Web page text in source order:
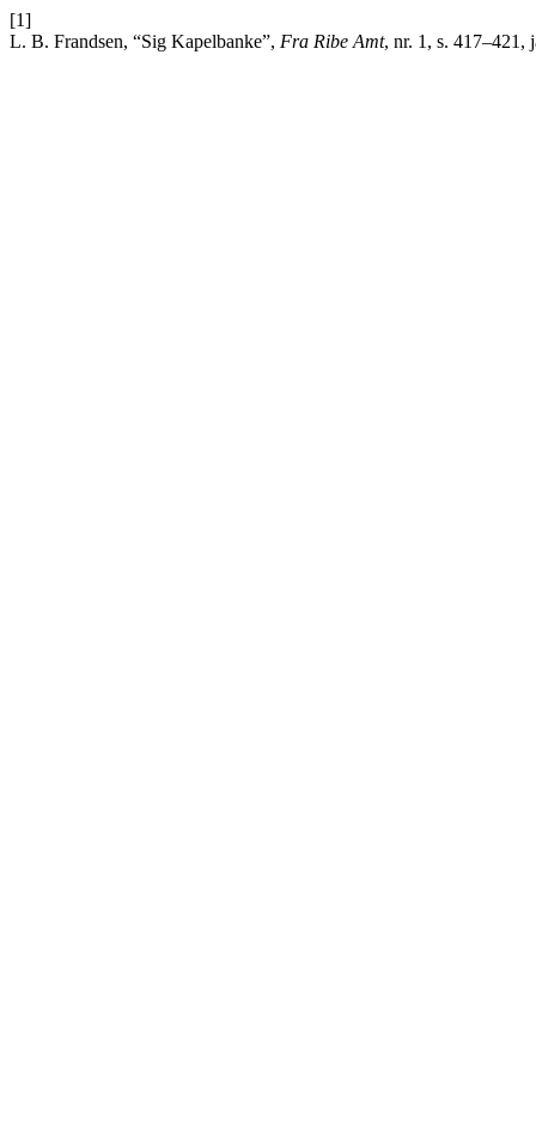
[1]
L. B. Frandsen, “Sig Kapelbanke”, Fra Ribe Amt, nr. 1, s. 417–421,